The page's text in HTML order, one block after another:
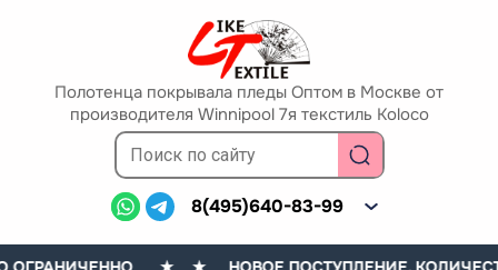
Полотенца покрывала пледы Оптом в Москве от
производителя Winnipool 7я текстиль Koloco
8(495)640-83-99